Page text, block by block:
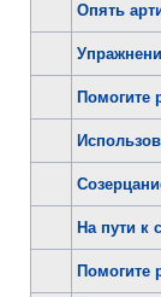
Опять
Помогите
На пути к
Помогите